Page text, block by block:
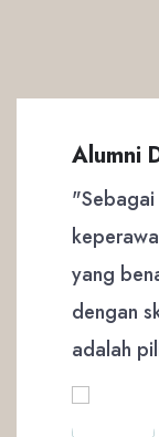
Alumni
yang
dengan
adalah